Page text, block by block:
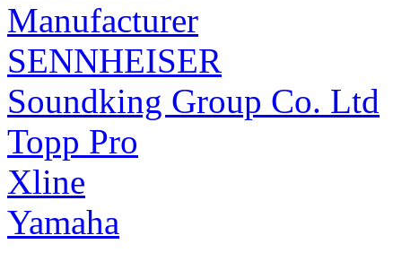
Manufacturer
SENNHEISER
Soundking Group Co. Ltd
Topp Pro
Xline
Yamaha